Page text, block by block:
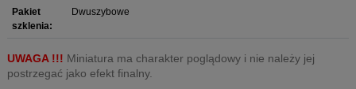
Pakiet
szklenia:
Dwuszybowe
UWAGA !!! Miniatura ma charakter poglądowy i nie należy jej
postrzegać jako efekt finalny.